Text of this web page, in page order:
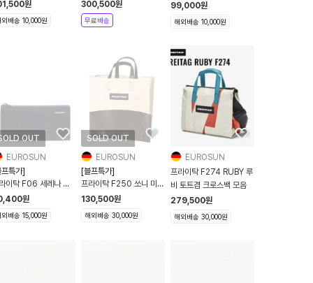
F40 5컬러
원
외배송 10,000원
올블랙
300,500원
무료배송
99,000원
해외배송 10,000원
OUT
EUROSUN
특가]
이탁 F06 세레나 파
올블랙 퍼플지퍼
원
외배송 15,000원
SOLD OUT
EUROSUN
[블프특가]
프라이탁 F250 쏘니 미니
쇼퍼백 블랙 화이트
130,500원
해외배송 30,000원
EUROSUN
프라이탁 F274 RUBY 루
비 토트겸 크로스백 모음
279,500원
해외배송 30,000원